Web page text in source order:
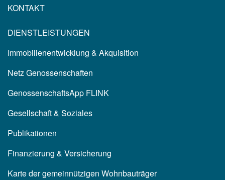
KONTAKT
DIENSTLEISTUNGEN
Immobilienentwicklung & Akquisition
Netz Genossenschaften
GenossenschaftsApp FLINK
Gesellschaft & Soziales
Publikationen
Finanzierung & Versicherung
Karte der gemeinnützigen Wohnbauträger